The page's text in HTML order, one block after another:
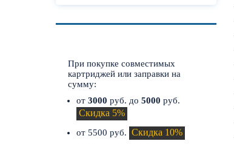
При покупке совместимых
картриджей или заправки на
сумму:
от 3000 руб. до 5000 руб.
Скидка 5%
от 5500 руб. Скидка 10%